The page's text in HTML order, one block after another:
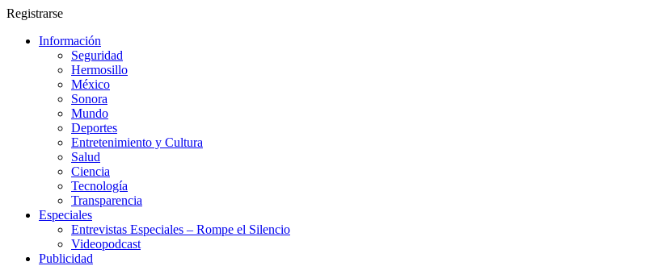
Registrarse
Información
Seguridad
Hermosillo
México
Sonora
Mundo
Deportes
Entretenimiento y Cultura
Salud
Ciencia
Tecnología
Transparencia
Especiales
Entrevistas Especiales – Rompe el Silencio
Videopodcast
Publicidad